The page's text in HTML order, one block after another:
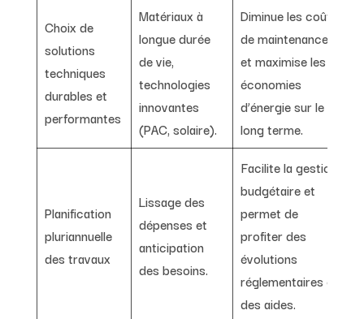
Choix de
solutions
techniques
durables et
performantes
Matériaux à
longue durée
de vie,
technologies
innovantes
(PAC, solaire).
Diminue les coûts
de maintenance
et maximise les
économies
d’énergie sur le
long terme.
Planification
pluriannuelle
des travaux
Lissage des
dépenses et
anticipation
des besoins.
Facilite la gestion
budgétaire et
permet de
profiter des
évolutions
réglementaires et
des aides.